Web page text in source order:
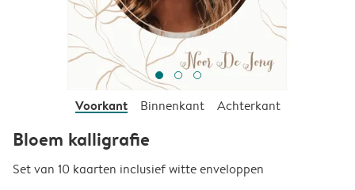
Voorkant Binnenkant Achterkant
Bloem kalligrafie
Set van 10 kaarten inclusief witte enveloppen